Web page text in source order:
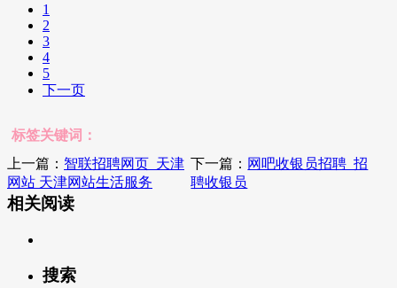
1
2
3
4
5
下一页
标签关键词：
上一篇： 智联招聘网页_天津
网站 天津网站生活服务
下一篇： 网吧收银员招聘_招
聘收银员
相关阅读
搜索